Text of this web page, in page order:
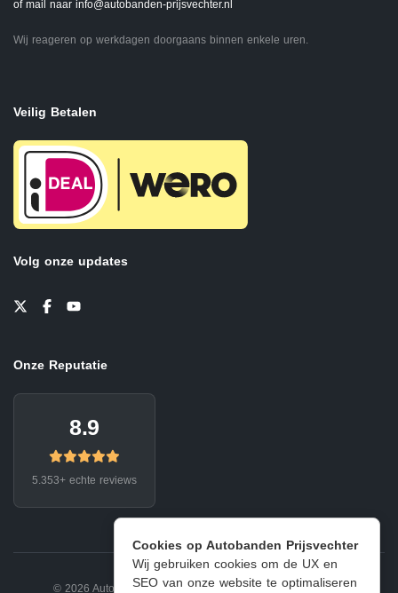
Cookies op Autobanden Prijsvechter
Wij gebruiken cookies om de UX en
SEO van onze website te optimaliseren
of mail naar info@autobanden-prijsvechter.nl
Wij reageren op werkdagen doorgaans binnen enkele uren.
Veilig Betalen
Volg onze updates
Onze Reputatie
8.9
5.353+ echte reviews
© 2026 Autobanden Prijsvechter. Privacy | Voorwaarden